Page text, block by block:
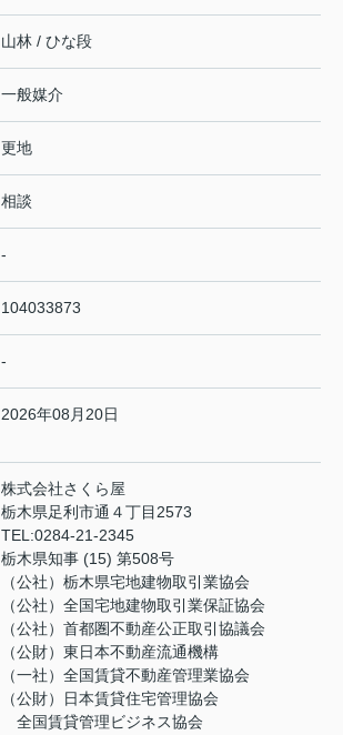
山林 / ひな段
一般媒介
更地
相談
-
104033873
-
2026年08月20日
株式会社さくら屋
栃木県足利市通４丁目2573
TEL:0284-21-2345
栃木県知事 (15) 第508号
（公社）栃木県宅地建物取引業協会
（公社）全国宅地建物取引業保証協会
（公社）首都圏不動産公正取引協議会
（公財）東日本不動産流通機構
（一社）全国賃貸不動産管理業協会
（公財）日本賃貸住宅管理協会
全国賃貸管理ビジネス協会